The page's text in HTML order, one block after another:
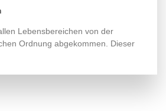
Lebensbereichen von der
Ordnung abgekommen. Dieser